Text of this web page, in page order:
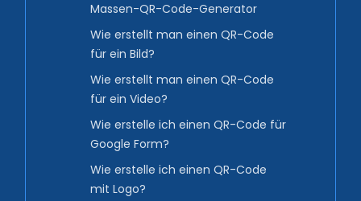
Massen-QR-Code-Generator
Wie erstellt man einen QR-Code
für ein Bild?
Wie erstellt man einen QR-Code
für ein Video?
Wie erstelle ich einen QR-Code für
Google Form?
Wie erstelle ich einen QR-Code
mit Logo?